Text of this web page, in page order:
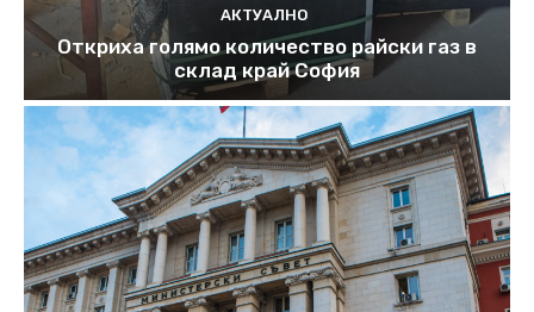
АКТУАЛНО
Откриха голямо количество райски газ в
склад край София